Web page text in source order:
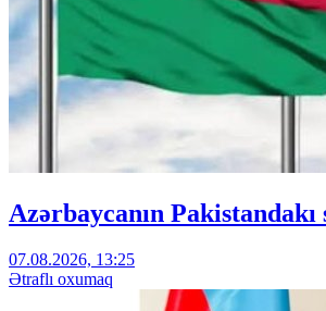
Azərbaycanın
07.08.2026, 13:25
Ətraflı oxumaq